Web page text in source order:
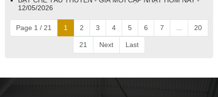
12/05/2026
Page 1 / 21 1 2 3 4 5 6 7 ... 20
21 Next Last